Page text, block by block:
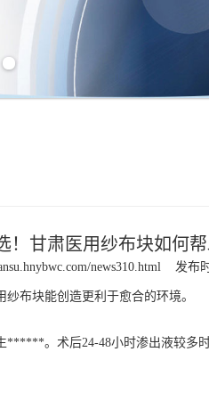
！甘肃医用纱布块如何帮
news310.html 发布
纱布块能创造更利于愈合的环境。
******。术后24-48小时渗出液较多